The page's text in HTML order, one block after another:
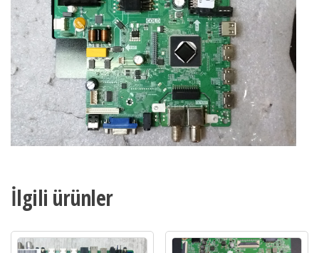
İlgili ürünler